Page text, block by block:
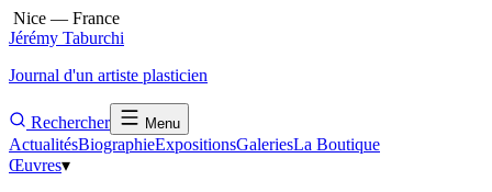
Nice — France
Jérémy Taburchi
Journal d'un artiste plasticien
Rechercher Menu
ActualitésBiographieExpositionsGaleriesLa Boutique
Œuvres▾